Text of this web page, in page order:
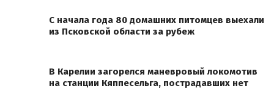
С начала года 80 домашних питомцев выехали
из Псковской области за рубеж
В Карелии загорелся маневровый локомотив
на станции Кяппесельга, пострадавших нет